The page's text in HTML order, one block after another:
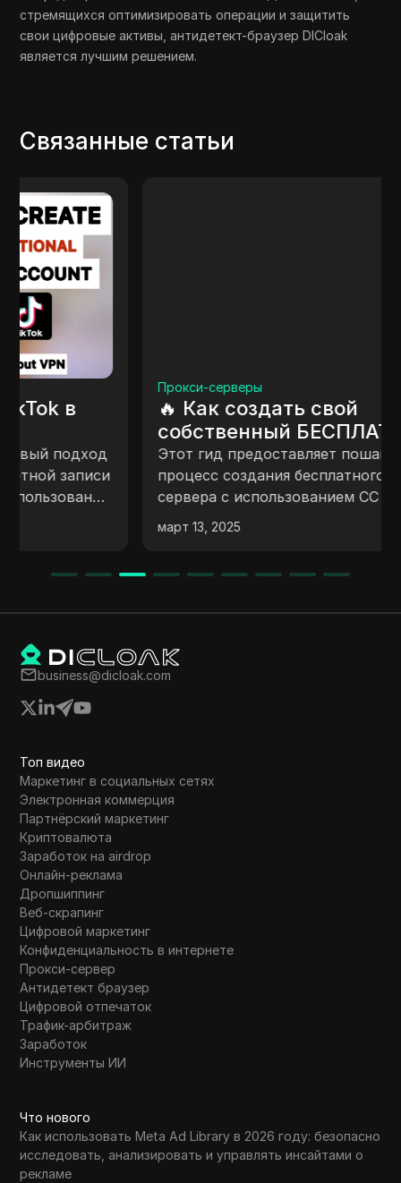
стремящихся оптимизировать операции и защитить
свои цифровые активы, антидетект-браузер DICloak
является лучшим решением.
Связанные статьи
🔥 Как создать свой
собственный БЕСПЛАТНЫЙ
прокси-сервер
Этот гид предоставляет пошаговый
процесс создания бесплатного прокси-
сервера с использованием CC Proxy. Он
охватывает понимание прокси-серверов,
загрузку и настройку CC Proxy, создание
параметров прокси в Windows и
сервера для онлайн-приватности и
безопасности.
business@dicloak.com
Топ видео
Маркетинг в социальных сетях
Электронная коммерция
Партнёрский маркетинг
Криптовалюта
Заработок на airdrop
Онлайн-реклама
Дропшиппинг
Веб-скрапинг
Цифровой маркетинг
Конфиденциальность в интернете
Прокси-сервер
Антидетект браузер
Цифровой отпечаток
Трафик-арбитраж
Заработок
Инструменты ИИ
Что нового
Как использовать Meta Ad Library в 2026 году: безопасно
исследовать, анализировать и управлять инсайтами о
рекламе